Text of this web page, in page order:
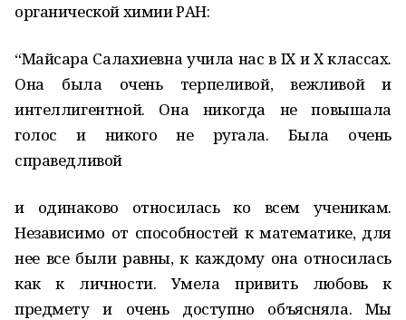
органической химии РАН:
“Майсара Салахиевна учила нас в IX и X классах.
Она была очень терпеливой, вежливой и
интеллигентной. Она никогда не повышала
голос и никого не ругала. Была очень
справедливой
и одинаково относилась ко всем ученикам.
Независимо от способностей к математике, для
нее все были равны, к каждому она относилась
как к личности. Умела привить любовь к
предмету и очень доступно объясняла. Мы